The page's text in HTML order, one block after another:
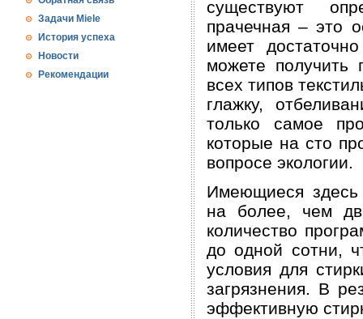
Задачи Miele
История успеха
Новости
Рекомендации
существуют
прачечная – это
имеет
можете получить
всех типов
глажку,
только самое
которые на сто
вопросе экологии.
Имеющиеся здесь
на более, чем
количество
до одной сотни,
условия для
загрязнения. В
эффективную